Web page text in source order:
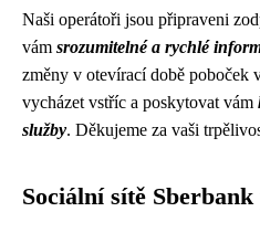
Naši operátoři jsou připraveni
vám srozumitelné a rychlé
změny v otevírací době poboček
vycházet vstříc a poskytovat vám
služby. Děkujeme za vaši
Sociální sítě